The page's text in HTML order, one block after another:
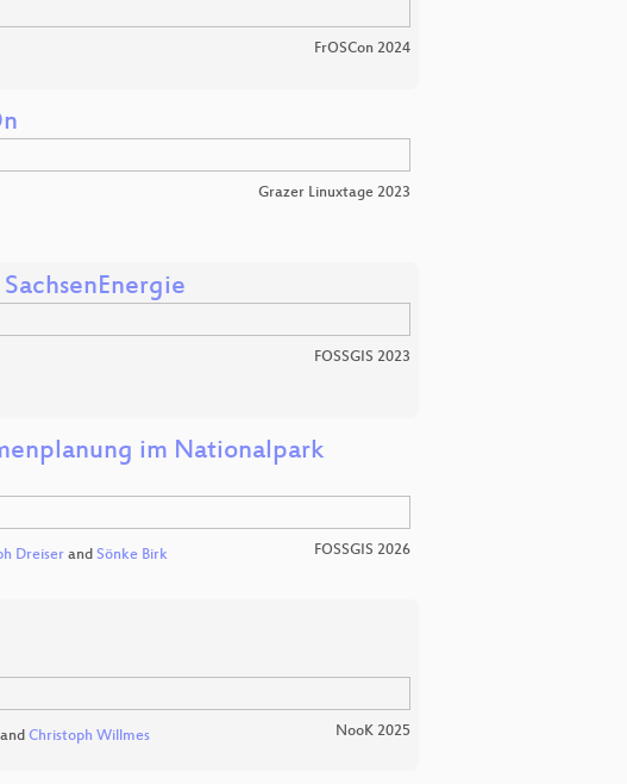
FrOSCon 2024
Grazer Linuxtage 2023
FOSSGIS 2023
im Nationalpark
Dreiserand Sönke Birk FOSSGIS 2026
Christoph Willmes NooK 2025